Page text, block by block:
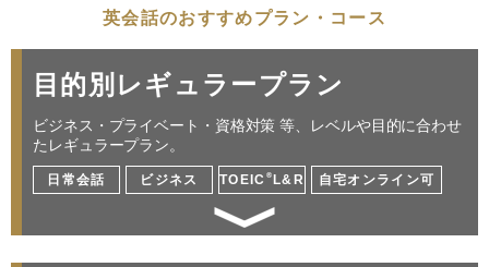
英会話のおすすめプラン・コース
目的別レギュラープラン
ビジネス・プライベート・資格対策 等、レベルや目的に合わせ
たレギュラープラン。
日常会話 ビジネス TOEIC ® L&R 自宅オンライン可